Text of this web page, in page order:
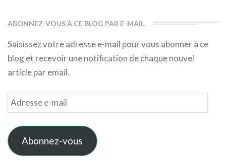
ABONNEZ-VOUS À CE BLOG PAR E-MAIL.
Saisissez votre adresse e-mail pour vous abonner à ce
blog et recevoir une notification de chaque nouvel
article par email.
Adresse
e-
mail
Abonnez-vous